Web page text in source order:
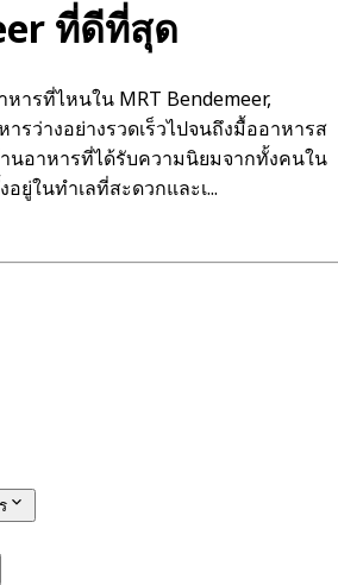
ที่ดีที่สุด
ารที่ไหนใน MRT Bendemeer,
รว่างอย่างรวดเร็วไปจนถึงมื้ออาหารส
านอาหารที่ได้รับความนิยมจากทั้งคนใน
ยู่ในทำเลที่สะดวกและเ...